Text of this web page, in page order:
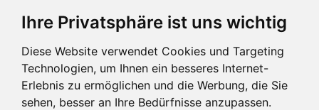
Ihre Privatsphäre ist uns wichtig
Diese Website verwendet Cookies und Targeting
Technologien, um Ihnen ein besseres Internet-
Erlebnis zu ermöglichen und die Werbung, die Sie
sehen, besser an Ihre Bedürfnisse anzupassen.